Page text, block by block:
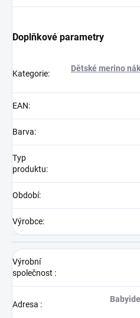
Doplňkové parametry
Kategorie:
Dětské merino
EAN:
Barva:
Typ
produktu:
Období:
Výrobce:
Výrobní
společnost :
Adresa :